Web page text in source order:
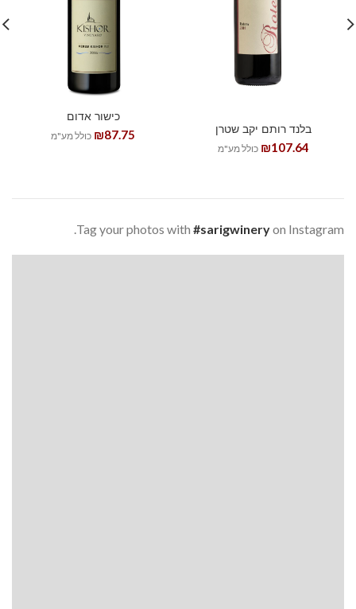
בלנד רותם יקב שטרן
₪107.64 כולל מע"מ
כישור אדום
₪87.75 כולל מע"מ
Tag your photos with #sarigwineryon Instagram.